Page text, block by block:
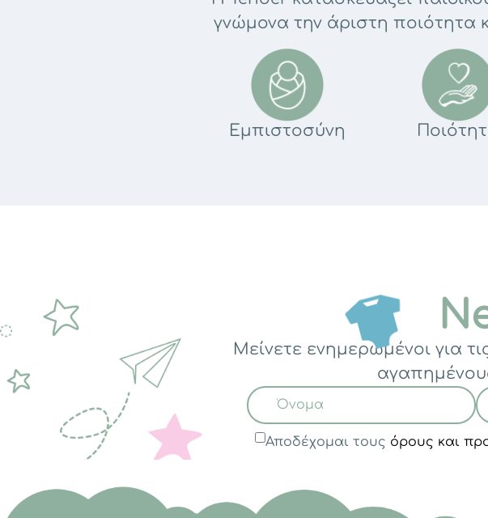
γνώμονα την άριστη ποιότητα
Εμπιστοσύνη
Μείνετε ενημερωμένοι για
Αποδέχομαι τους όρους και